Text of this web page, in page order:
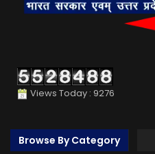
Views Today : 9276
Browse By Category